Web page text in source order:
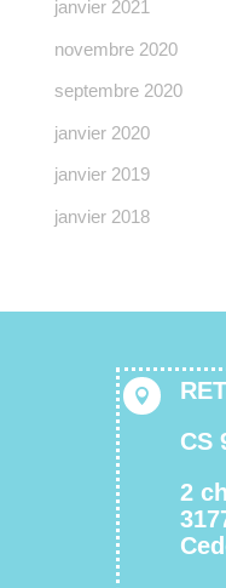
janvier 2021
novembre 2020
septembre 2020
janvier 2020
janvier 2019
janvier 2018

CS
2